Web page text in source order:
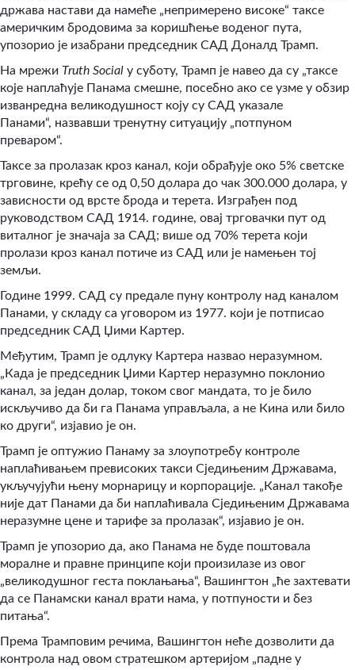
држава настави да намеће „непримерено високе“ таксе
америчким бродовима за коришћење воденог пута,
упозорио је изабрани председник САД Доналд Трамп.
На мрежи Truth Social у суботу, Трамп је навео да су „таксе
које наплаћује Панама смешне, посебно ако се узме у обзир
изванредна великодушност коју су САД указале
Панами“, назвавши тренутну ситуацију „потпуном
преваром“.
Таксе за пролазак кроз канал, који обрађује око 5% светске
трговине, крећу се од 0,50 долара до чак 300.000 долара, у
зависности од врсте брода и терета. Изграђен под
руководством САД 1914. године, овај трговачки пут од
виталног је значаја за САД; више од 70% терета који
пролази кроз канал потиче из САД или је намењен тој
земљи.
Године 1999. САД су предале пуну контролу над каналом
Панами, у складу са уговором из 1977. који је потписао
председник САД Џими Картер.
Међутим, Трамп је одлуку Картера назвао неразумном.
„Када је председник Џими Картер неразумно поклонио
канал, за један долар, током свог мандата, то је било
искључиво да би га Панама управљала, а не Кина или било
ко други“, изјавио је он.
Трамп је оптужио Панаму за злоупотребу контроле
наплаћивањем превисоких такси Сједињеним Државама,
укључујући њену морнарицу и корпорације. „Канал такође
није дат Панами да би наплаћивала Сједињеним Државама
неразумне цене и тарифе за пролазак“, изјавио је он.
Трамп је упозорио да, ако Панама не буде поштовала
моралне и правне принципе који произилазе из овог
„великодушног геста поклањања“, Вашингтон „ће захтевати
да се Панамски канал врати нама, у потпуности и без
питања“.
Према Трамповим речима, Вашингтон неће дозволити да
контрола над овом стратешком артеријом „падне у